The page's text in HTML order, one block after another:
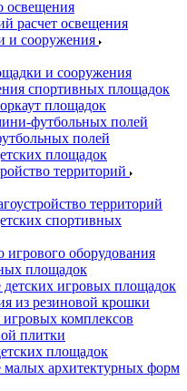
освещения
расчет освещения
и сооружения
и сооружения
спортивных площадок
площадок
футбольных полей
полей
площадок
территорий
территорий
спортивных
игрового оборудования
площадок
игровых площадок
из резиновой крошки
комплексов
плитки
площадок
малых архитектурных форм